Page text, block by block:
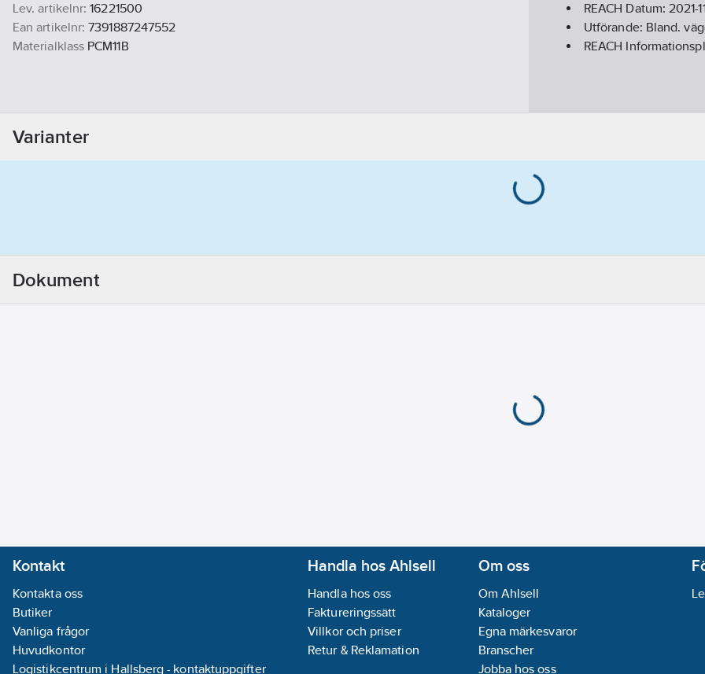
Lev. artikelnr: 16221500
Ean artikelnr: 7391887247552
Materialklass PCM11B
REACH Datum:2021-
Utförande: Bland.
REACH
Varianter
Dokument
Kontakt
Kontakta oss
Butiker
Vanliga frågor
Huvudkontor
Logistikcentrum i Hallsberg - kontaktuppgifter
Handla hos Ahlsell
Handla hos oss
Faktureringssätt
Villkor och priser
Retur & Reklamation
Om oss
Om Ahlsell
Kataloger
Egna märkesvaror
Branscher
Jobba hos oss